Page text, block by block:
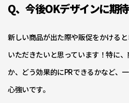
Q、今後OKデザインに期
新しい商品が出た際や販促をかける
いただきたいと思っています！特に
か、どう効果的にPRできるかなど、
心強いです。